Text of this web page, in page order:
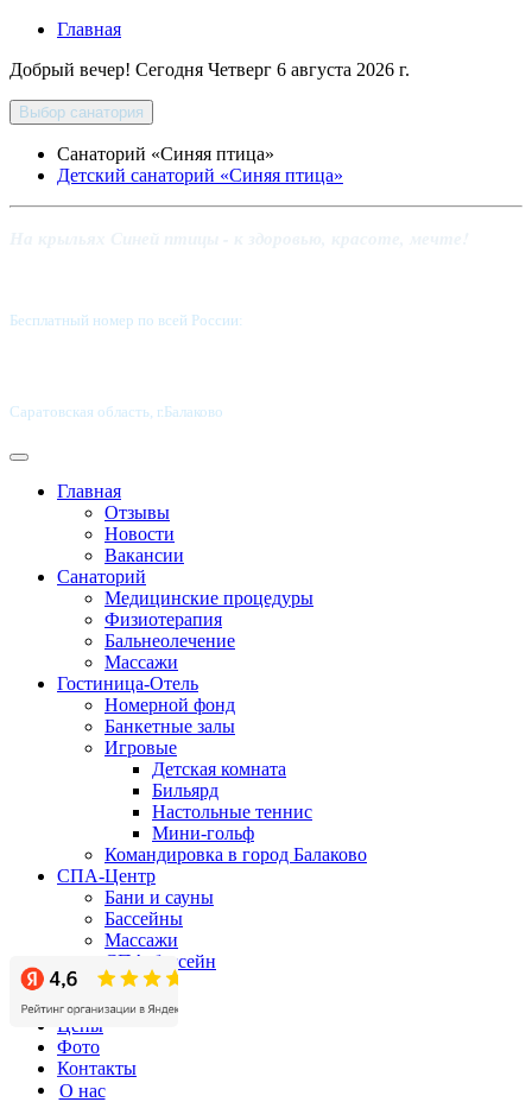
Главная
Добрый вечер! Сегодня Четверг 6 августа 2026 г.
Выбор санатория
Санаторий «Синяя птица»
Детский санаторий «Синяя птица»
Бесплатный номер по всей России:
Саратовская область, г.Балаково
Главная
Отзывы
Новости
Вакансии
Санаторий
Медицинские процедуры
Физиотерапия
Бальнеолечение
Массажи
Гостиница-Отель
Номерной фонд
Банкетные залы
Игровые
Детская комната
Бильярд
Настольные теннис
Мини-гольф
Командировка в город Балаково
СПА-Центр
Бани и сауны
Бассейны
Массажи
СПА-бассейн
Бизнес-центр
Акции
Цены
Фото
Контакты
О нас